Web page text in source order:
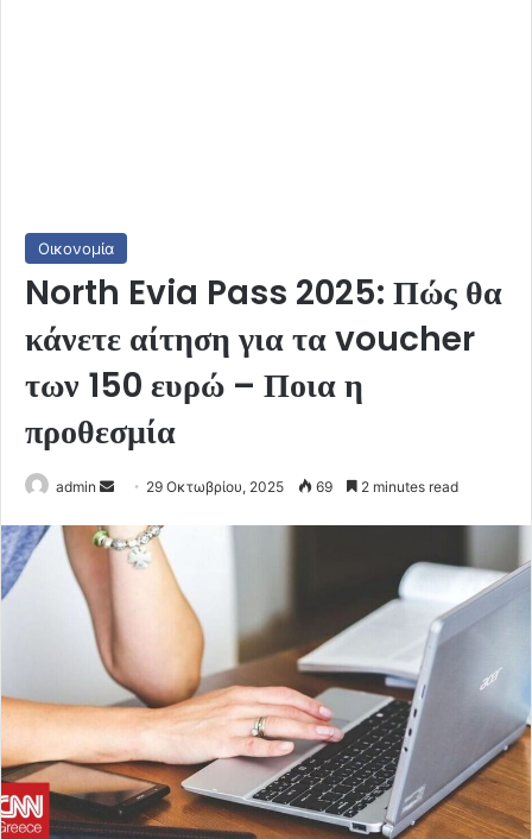
Οικονομία
North Evia Pass 2025: Πώς θα
κάνετε αίτηση για τα voucher
των 150 ευρώ – Ποια η
προθεσμία
admin
Send
email
29 Οκτωβρίου, 2025 69 2 minutes read